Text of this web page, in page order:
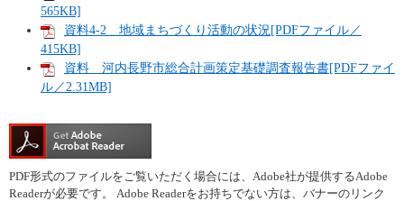
565KB]
資料4-2 地域まちづくり活動の状況[PDFファイル／
415KB]
資料 河内長野市総合計画策定基礎調査報告書[PDFファイ
ル／2.31MB]
PDF形式のファイルをご覧いただく場合には、Adobe社が提供するAdobe
Readerが必要です。
Adobe Readerをお持ちでない方は、バナーのリンク